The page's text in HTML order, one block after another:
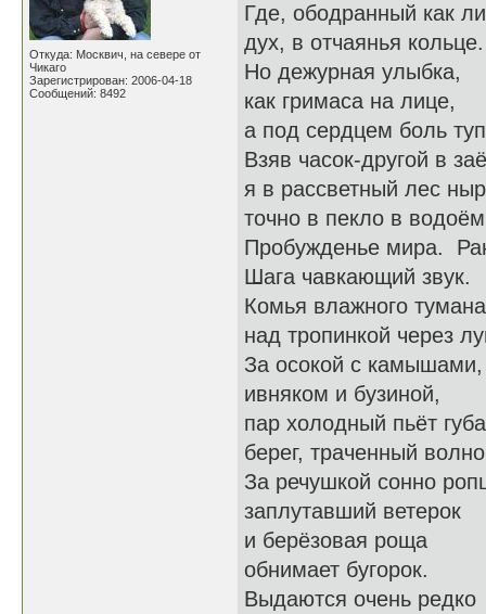
Откуда: Москвич, на севере от
Чикаго
Зарегистрирован: 2006-04-18
Сообщений: 8492
Где, ободранный как
дух, в отчаянья кольце.
Но дежурная улыбка,
как гримаса на лице,
а под сердцем боль
Взяв часок-другой в
я в рассветный лес
точно в пекло в
Пробужденье мира.
Шага чавкающий звук.
Комья влажного тумана
над тропинкой через
За осокой с камышами,
ивняком и бузиной,
пар холодный пьёт
берег, траченный
За речушкой сонно
заплутавший ветерок
и берёзовая роща
обнимает бугорок.
Выдаются очень редко